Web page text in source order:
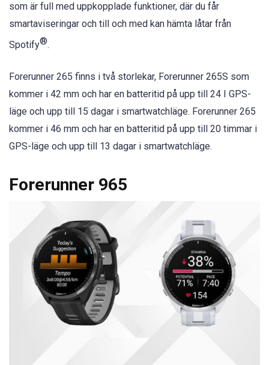
som är full med uppkopplade funktioner, där du får
smartaviseringar och till och med kan hämta låtar från
Spotify®.
Forerunner 265 finns i två storlekar, Forerunner 265S som
kommer i 42 mm och har en batteritid på upp till 24 I GPS-
läge och upp till 15 dagar i smartwatchläge. Forerunner 265
kommer i 46 mm och har en batteritid på upp till 20 timmar i
GPS-läge och upp till 13 dagar i smartwatchläge.
Forerunner 965